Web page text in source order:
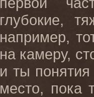
глубокие,
например,
на камеру,
и ты
место, пока